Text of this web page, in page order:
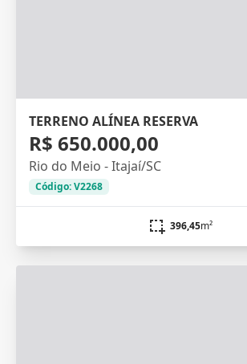
TERRENO ALÍNEA RESERVA
R$ 650.000,00
Rio do Meio - Itajaí/SC
Código: V2268
396,45m²